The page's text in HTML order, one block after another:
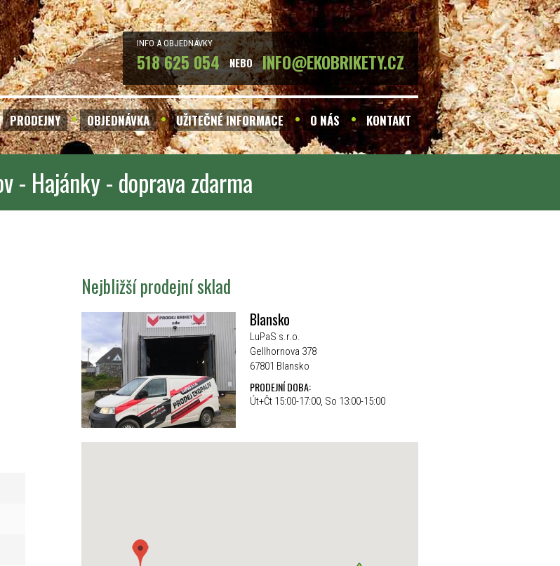
INFO A OBJEDNÁVKY
518 625 054 NEBO INFO@EKOBRIKETY.CZ
PRODEJNY OBJEDNÁVKA UŽITEČNÉ INFORMACE O NÁS KONTAKT
- Hajánky - doprava zdarma
Nejbližší prodejní sklad
Blansko
LuPaS s.r.o.
Gellhornova 378
67801 Blansko
PRODEJNÍ DOBA:
Út+Čt 15:00-17:00, So 13:00-15:00